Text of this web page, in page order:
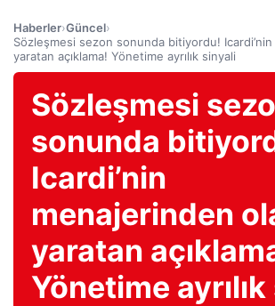
Haberler›Güncel›
Sözleşmesi sezon sonunda bitiyordu!
yaratan açıklama! Yönetime ayrılık sinyali
Sözleşmesi
sonunda
Icardi’nin
menajerinden
yaratan
Yönetime